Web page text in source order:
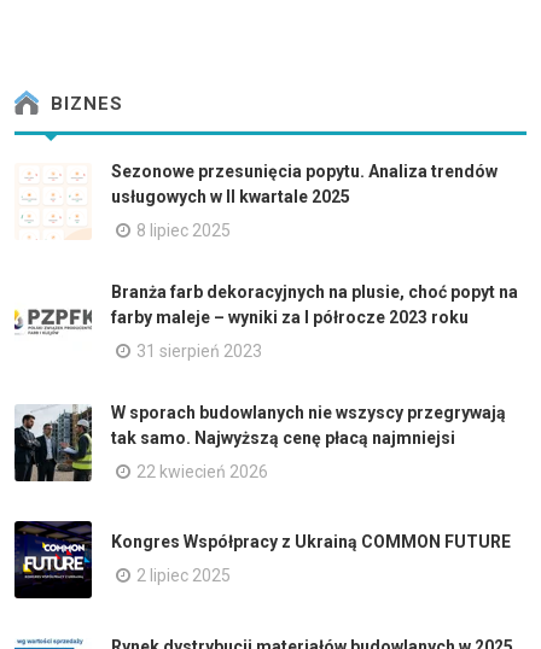
BIZNES
Sezonowe przesunięcia popytu. Analiza trendów
usługowych w II kwartale 2025
8 lipiec 2025
Branża farb dekoracyjnych na plusie, choć popyt na
farby maleje – wyniki za I półrocze 2023 roku
31 sierpień 2023
W sporach budowlanych nie wszyscy przegrywają
tak samo. Najwyższą cenę płacą najmniejsi
22 kwiecień 2026
Kongres Współpracy z Ukrainą COMMON FUTURE
2 lipiec 2025